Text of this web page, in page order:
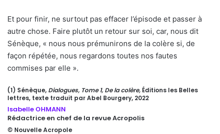
Et pour finir, ne surtout pas effacer l’épisode et passer à
autre chose. Faire plutôt un retour sur soi, car, nous dit
Sénèque, « nous nous prémunirons de la colère si, de
façon répétée, nous regardons toutes nos fautes
commises par elle ».
(1) Sénèque, Dialogues, Tome 1, De la colère, Éditions les Belles
lettres, texte traduit par Abel Bourgery, 2022
Isabelle OHMANN
Rédactrice en chef de la revue Acropolis
© Nouvelle Acropole